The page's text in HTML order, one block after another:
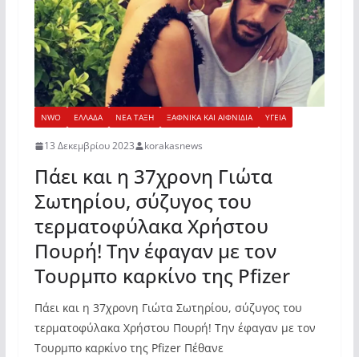
NWO ΕΛΛΑΔΑ ΝΕΑ ΤΑΞΗ ΞΑΦΝΙΚΑ ΚΑΙ ΑΙΦΝΙΔΙΑ ΥΓΕΙΑ
13 Δεκεμβρίου 2023 korakasnews
Πάει και η 37χρονη Γιώτα
Σωτηρίου, σύζυγος του
τερματοφύλακα Χρήστου
Πουρή! Την έφαγαν με τον
Τουρμπο καρκίνο της Pfizer
Πάει και η 37χρονη Γιώτα Σωτηρίου, σύζυγος του
τερματοφύλακα Χρήστου Πουρή! Την έφαγαν με τον
Τουρμπο καρκίνο της Pfizer Πέθανε